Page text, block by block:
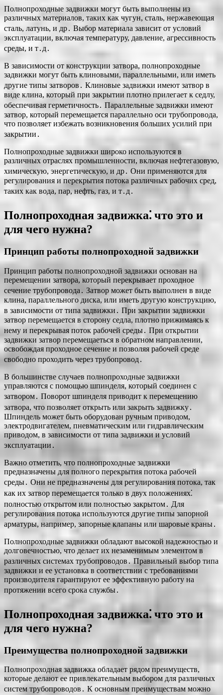
Полнопроходные задвижки могут быть выполнены из
различных материалов, таких как чугун, сталь, нержавеющая
сталь, латунь, и др․ Выбор материала зависит от условий
эксплуатации, включая температуру, давление, агрессивность
среды, и т․д․
В зависимости от конструкции затвора, полнопроходные
задвижки могут быть клиновыми, параллельными, или иметь
другие типы затворов․ Клиновые задвижки имеют затвор в
виде клина, который при закрытии плотно прилегает к седлу,
обеспечивая герметичность․ Параллельные задвижки имеют
затвор, который перемещается параллельно оси трубопровода,
что позволяет избежать возникновения больших усилий при
закрытии․
Полнопроходные задвижки широко используются в
различных отраслях промышленности, включая нефтегазовую,
химическую, энергетическую, и др․ Они применяются для
регулирования и перекрытия потока различных рабочих сред,
таких как вода, пар, нефть, газ, и т․д․
Полнопроходная задвижка⁚ что это и
для чего нужна?
Принцип работы полнопроходной задвижки
Принцип работы полнопроходной задвижки основан на
перемещении затвора, который перекрывает проходное
сечение трубопровода․ Затвор может быть выполнен в виде
клина, параллельного диска, или иметь другую конструкцию,
в зависимости от типа задвижки․ При закрытии задвижки
затвор перемещается в сторону седла, плотно прижимаясь к
нему и перекрывая поток рабочей среды․ При открытии
задвижки затвор перемещаеться в обратном направлении,
освобождая проходное сечение и позволяя рабочей среде
свободно проходить через трубопровод․
В большинстве случаев полнопроходные задвижки
управляются с помощью шпинделя, который соединен с
затвором․ Поворот шпинделя приводит к перемещению
затвора, что позволяет открыть или закрыть задвижку․
Шпиндель может быть оборудован ручным приводом,
электродвигателем, пневматическим или гидравлическим
приводом, в зависимости от типа задвижки и условий
эксплуатации․
Важно отметить, что полнопроходные задвижки
предназначены для полного перекрытия потока рабочей
среды․ Они не предназначены для регулирования потока, так
как их затвор перемещается только в двух положениях⁚
полностью открытом или полностью закрытом․ Для
регулирования потока используются другие типы запорной
арматуры, например, запорные клапаны или шаровые краны․
Полнопроходные задвижки обладают высокой надежностью и
долговечностью, что делает их незаменимым элементом в
различных системах трубопроводов․ Правильный выбор типа
задвижки и ее установка в соответствии с требованиями
производителя гарантируют ее эффективную работу на
протяжении всего срока службы․
Полнопроходная задвижка⁚ что это и
для чего нужна?
Преимущества полнопроходной задвижки
Полнопроходная задвижка обладает рядом преимуществ,
которые делают ее привлекательным выбором для различных
систем трубопроводов․ К основным преимуществам можно